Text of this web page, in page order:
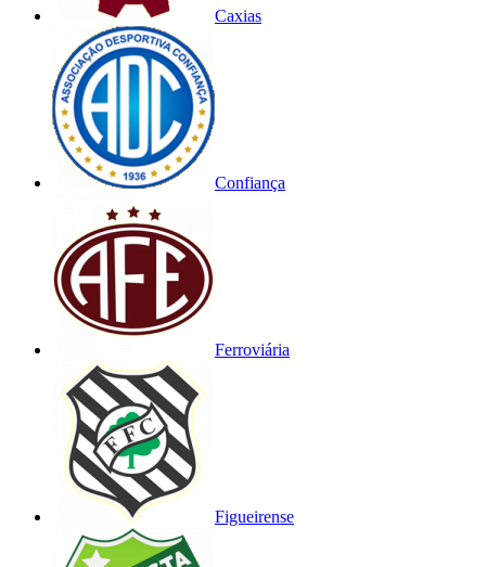
Caxias
Confiança
Ferroviária
Figueirense